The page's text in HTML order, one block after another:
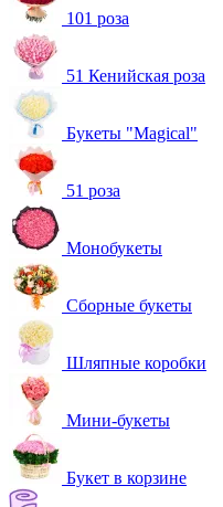
101 роза
51 Кенийская роза
Букеты "Magical"
51 роза
Монобукеты
Сборные букеты
Шляпные коробки
Мини-букеты
Букет в корзине